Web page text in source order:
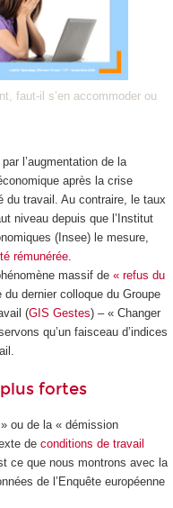
faut-il s’en accommoder ou
par l’augmentation de la
après la crise
du travail. Au contraire, le taux
niveau depuis que l’Institut
(Insee) le mesure,
rémunérée.
massif de « refus du
dernier colloque du Groupe
(GIS Gestes) – « Changer
qu’un faisceau d’indices
fortes
ou de la « démission
de conditions de travail
ce que nous montrons avec la
de l’Enquête européenne